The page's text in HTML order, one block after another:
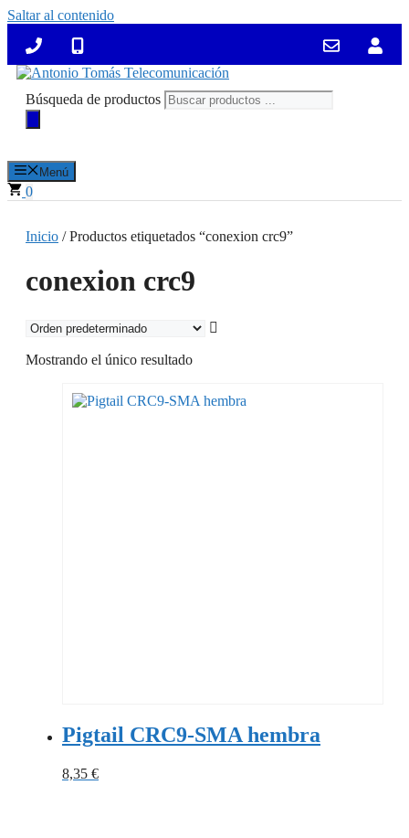
Saltar al contenido
Búsqueda de productos
Menú
0
Inicio / Productos etiquetados “conexion crc9”
conexion crc9
Mostrando el único resultado
Pigtail CRC9-SMA hembra
8,35 €